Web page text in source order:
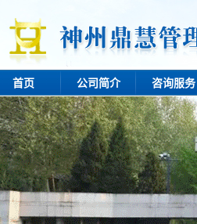
首页 公司简介 咨询服务